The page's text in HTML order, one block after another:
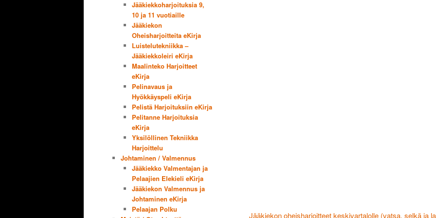
Jääkiekon oheisharjoitteet keskivartalolle (vatsa, selkä ja
Jääkiekkoharjoituksia 9,
10 ja 11 vuotiaille
Jääkiekon
Oheisharjoitteita eKirja
Luistelutekniikka –
Jääkiekkoleiri eKirja
Maalinteko Harjoitteet
eKirja
Pelinavaus ja
Hyökkäyspeli eKirja
Pelistä Harjoituksiin eKirja
Pelitanne Harjoituksia
eKirja
Yksilöllinen Tekniikka
Harjoittelu
Johtaminen / Valmennus
Jääkiekko Valmentajan ja
Pelaajien Elekieli eKirja
Jääkiekon Valmennus ja
Johtaminen eKirja
Pelaajan Polku